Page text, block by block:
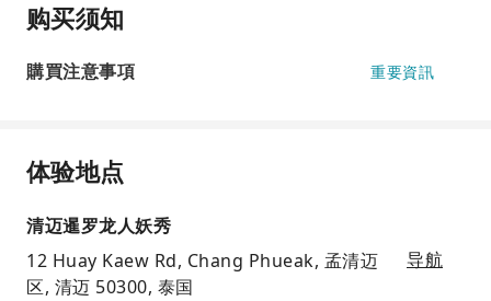
购买须知
購買注意事項 重要資訊
体验地点
清迈暹罗龙人妖秀
12 Huay Kaew Rd, Chang Phueak, 孟清迈
区, 清迈 50300, 泰国
导航